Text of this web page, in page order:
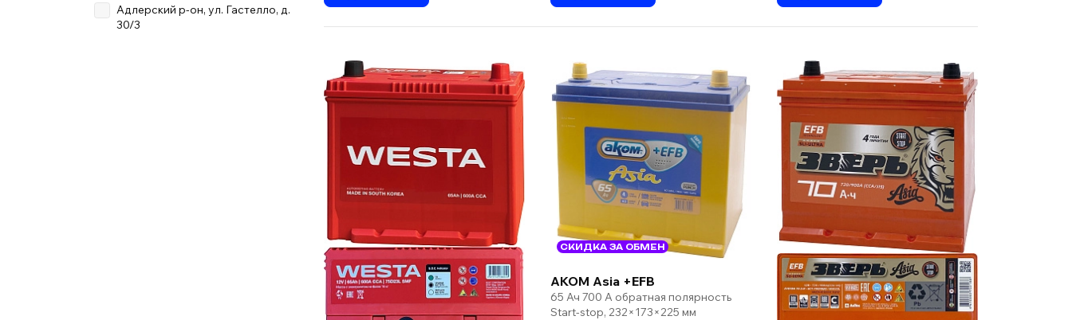
Адлерский р-он, ул. Гастелло, д.
30/3
СКИДКА ЗА ОБМЕН
AKOM Asia +EFB
65 Ач 700 А обратная полярность
Start-stop, 232×173×225 мм